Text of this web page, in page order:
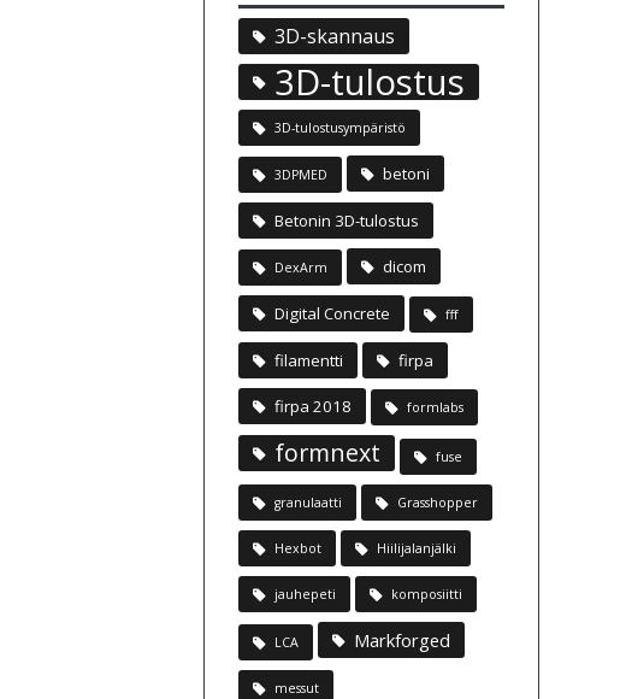
3D-skannaus
3D-tulostus
3D-tulostusympäristö
3DPMED betoni
Betonin 3D-tulostus
DexArm dicom
Digital Concrete fff
filamentti firpa
firpa 2018 formlabs
formnext fuse
granulaatti Grasshopper
Hexbot Hiilijalanjälki
jauhepeti komposiitti
LCA Markforged
messut